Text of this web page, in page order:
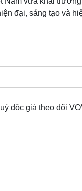
đại, sáng tạo và
độc giả theo dõi